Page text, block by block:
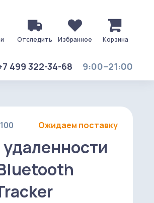
Отследить Избранное Корзина
499 322-34-68 9:00–21:00
Ожидаем поставку